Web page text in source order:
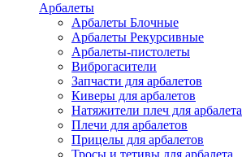
Арбалеты
Арбалеты Блочные
Арбалеты Рекурсивные
Арбалеты-пистолеты
Виброгасители
Запчасти для арбалетов
Киверы для арбалетов
Натяжители плеч для арбалета
Плечи для арбалетов
Прицелы для арбалетов
Тросы и тетивы для арбалета